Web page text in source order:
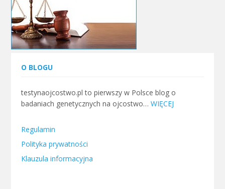
O BLOGU
testynaojcostwo.pl to pierwszy w Polsce blog o
badaniach genetycznych na ojcostwo…WIĘCEJ
Regulamin
Polityka prywatności
Klauzula informacyjna